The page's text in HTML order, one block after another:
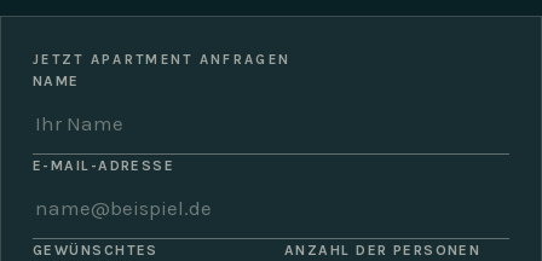
JETZT APARTMENT ANFRAGEN
NAME
E-MAIL-ADRESSE
GEWÜNSCHTES
ANZAHL DER PERSONEN